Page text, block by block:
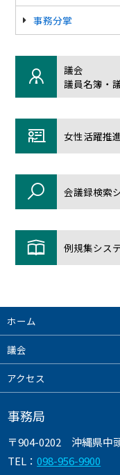
事務分掌
議会
議員名簿・
女性活躍推
会議録検索
例規集シス
事務局
〒904-0202
沖縄県中
TEL：098-956-9900
ホーム
議会
アクセス